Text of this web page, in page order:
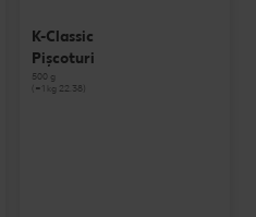
K-Classic
Pișcoturi
500 g
(=1 kg 22.38)